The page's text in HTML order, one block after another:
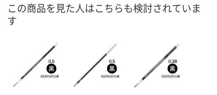
この商品を見た人はこちらも検討されていま
す